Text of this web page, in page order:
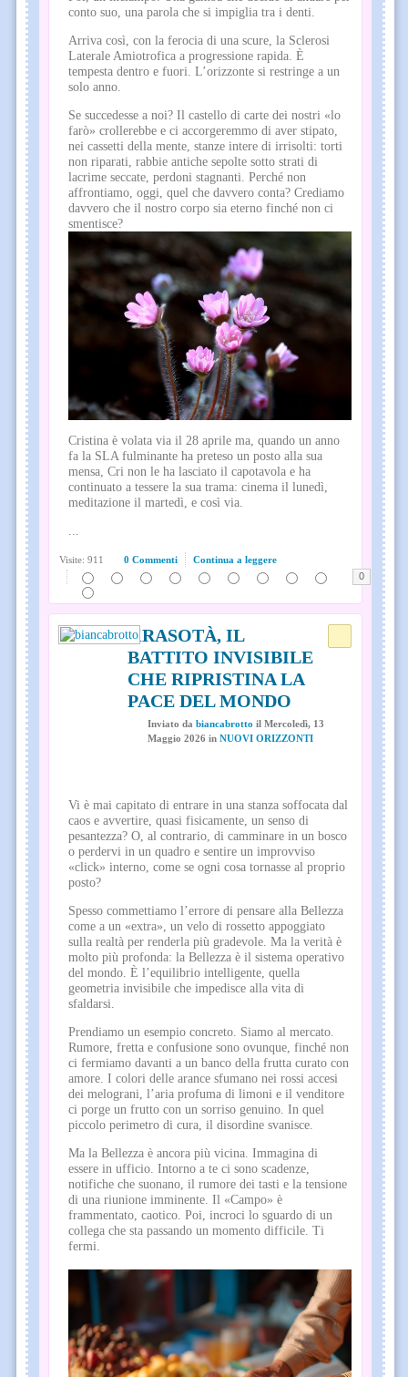
conto suo, una parola che si impiglia tra i denti.
Arriva così, con la ferocia di una scure, la Sclerosi
Laterale Amiotrofica a progressione rapida. È
tempesta dentro e fuori. L’orizzonte si restringe a un
solo anno.
Se succedesse a noi? Il castello di carte dei nostri «lo
farò» crollerebbe e ci accorgeremmo di aver stipato,
nei cassetti della mente, stanze intere di irrisolti: torti
non riparati, rabbie antiche sepolte sotto strati di
lacrime seccate, perdoni stagnanti. Perché non
affrontiamo, oggi, quel che davvero conta? Crediamo
davvero che il nostro corpo sia eterno finché non ci
smentisce?
Cristina è volata via il 28 aprile ma, quando un anno
fa la SLA fulminante ha preteso un posto alla sua
mensa, Cri non le ha lasciato il capotavola e ha
continuato a tessere la sua trama: cinema il lunedì,
meditazione il martedì, e così via.
0 Commenti Continua a leggere
Visite: 911
0
KRASOTÀ, IL
BATTITO INVISIBILE
CHE RIPRISTINA LA
PACE DEL MONDO
Inviato da biancabrotto il Mercoledì, 13
Maggio 2026 in NUOVI ORIZZONTI
Vi è mai capitato di entrare in una stanza soffocata dal
caos e avvertire, quasi fisicamente, un senso di
pesantezza? O, al contrario, di camminare in un bosco
o perdervi in un quadro e sentire un improvviso
«click» interno, come se ogni cosa tornasse al proprio
posto?
Spesso commettiamo l’errore di pensare alla Bellezza
come a un «extra», un velo di rossetto appoggiato
sulla realtà per renderla più gradevole. Ma la verità è
molto più profonda: la Bellezza è il sistema operativo
del mondo. È l’equilibrio intelligente, quella
geometria invisibile che impedisce alla vita di
sfaldarsi.
Prendiamo un esempio concreto. Siamo al mercato.
Rumore, fretta e confusione sono ovunque, finché non
ci fermiamo davanti a un banco della frutta curato con
amore. I colori delle arance sfumano nei rossi accesi
dei melograni, l’aria profuma di limoni e il venditore
ci porge un frutto con un sorriso genuino. In quel
piccolo perimetro di cura, il disordine svanisce.
Ma la Bellezza è ancora più vicina. Immagina di
essere in ufficio. Intorno a te ci sono scadenze,
notifiche che suonano, il rumore dei tasti e la tensione
di una riunione imminente. Il «Campo» è
frammentato, caotico. Poi, incroci lo sguardo di un
collega che sta passando un momento difficile. Ti
fermi.